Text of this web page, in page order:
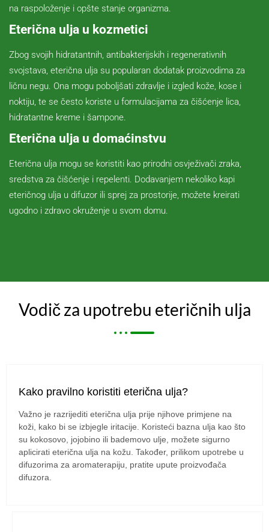
na raspoloženje i opšte stanje organizma.
Eterična ulja u kozmetici
Zbog svojih hidratantnih, antibakterijskih i regenerativnih
svojstava, eterična ulja su popularan dodatak proizvodima za
ličnu negu. Ona mogu poboljšati zdravlje i izgled kože, kose i
noktiju, te se često koriste u formulacijama za čišćenje lica,
hidratantne kreme i šampone.
Eterična ulja u domaćinstvu
Eterična ulja mogu se koristiti kao prirodni osvježivači zraka,
sredstva za čišćenje i repelenti. Dodavanjem nekoliko kapi
eteričnog ulja u difuzor ili sprej za prostorije, možete kreirati
ugodno i zdravo okruženje u svom domu.
Vodič za upotrebu eteričnih ulja
Kako pravilno koristiti eterična ulja?
Važno je razrijediti eterična ulja prije njihove primjene na
koži, kako bi se izbjegle iritacije. Koristeći bazna ulja kao što
su kokosovo, jojobino ili bademovo ulje, možete sigurno
aplicirati eterična ulja na kožu. Također, prilikom upotrebe u
difuzorima za aromaterapiju, pratite upute proizvođača
difuzora.